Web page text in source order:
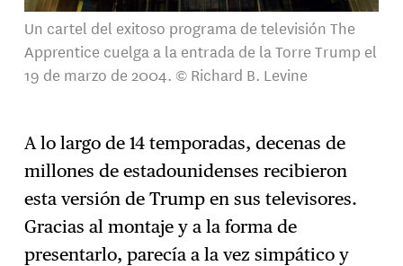
Un cartel del exitoso programa de televisión The
Apprentice cuelga a la entrada de la Torre Trump el
19 de marzo de 2004. © Richard B. Levine
A lo largo de 14 temporadas, decenas de
millones de estadounidenses recibieron
esta versión de Trump en sus televisores.
Gracias al montaje y a la forma de
presentarlo, parecía a la vez simpático y